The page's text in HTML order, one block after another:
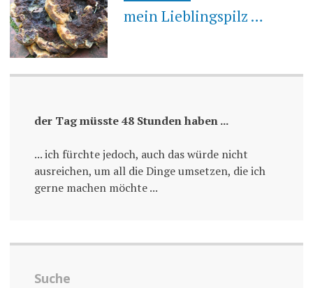
mein Lieblingspilz …
der Tag müsste 48 Stunden haben ...
... ich fürchte jedoch, auch das würde nicht
ausreichen, um all die Dinge umsetzen, die ich
gerne machen möchte ...
Suche